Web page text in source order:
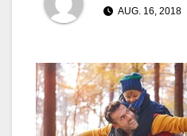
AUG. 16, 2018